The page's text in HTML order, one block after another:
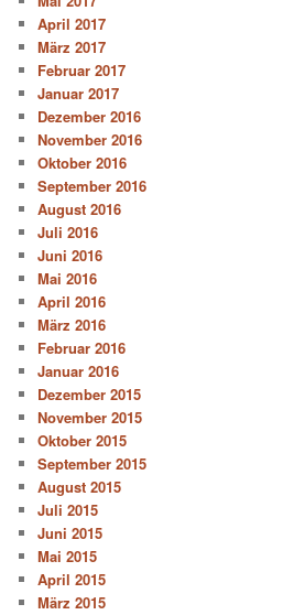
April 2017
März 2017
Februar 2017
Januar 2017
Dezember 2016
November 2016
Oktober 2016
September 2016
August 2016
Juli 2016
Juni 2016
Mai 2016
April 2016
März 2016
Februar 2016
Januar 2016
Dezember 2015
November 2015
Oktober 2015
September 2015
August 2015
Juli 2015
Juni 2015
Mai 2015
April 2015
März 2015